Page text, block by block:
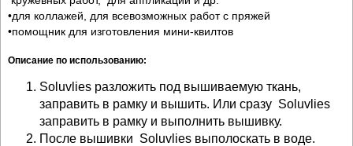
•для коллажей, для всевозможных работ с пряжей
•помощник для изготовления мини-квилтов
Описание по использованию:
Soluvlies разложить под вышиваемую ткань,
заправить в рамку и вышить. Или сразу Soluvlies
заправить в рамку и выполнить вышивку.
После вышивки Soluvlies выполоскать в воде.